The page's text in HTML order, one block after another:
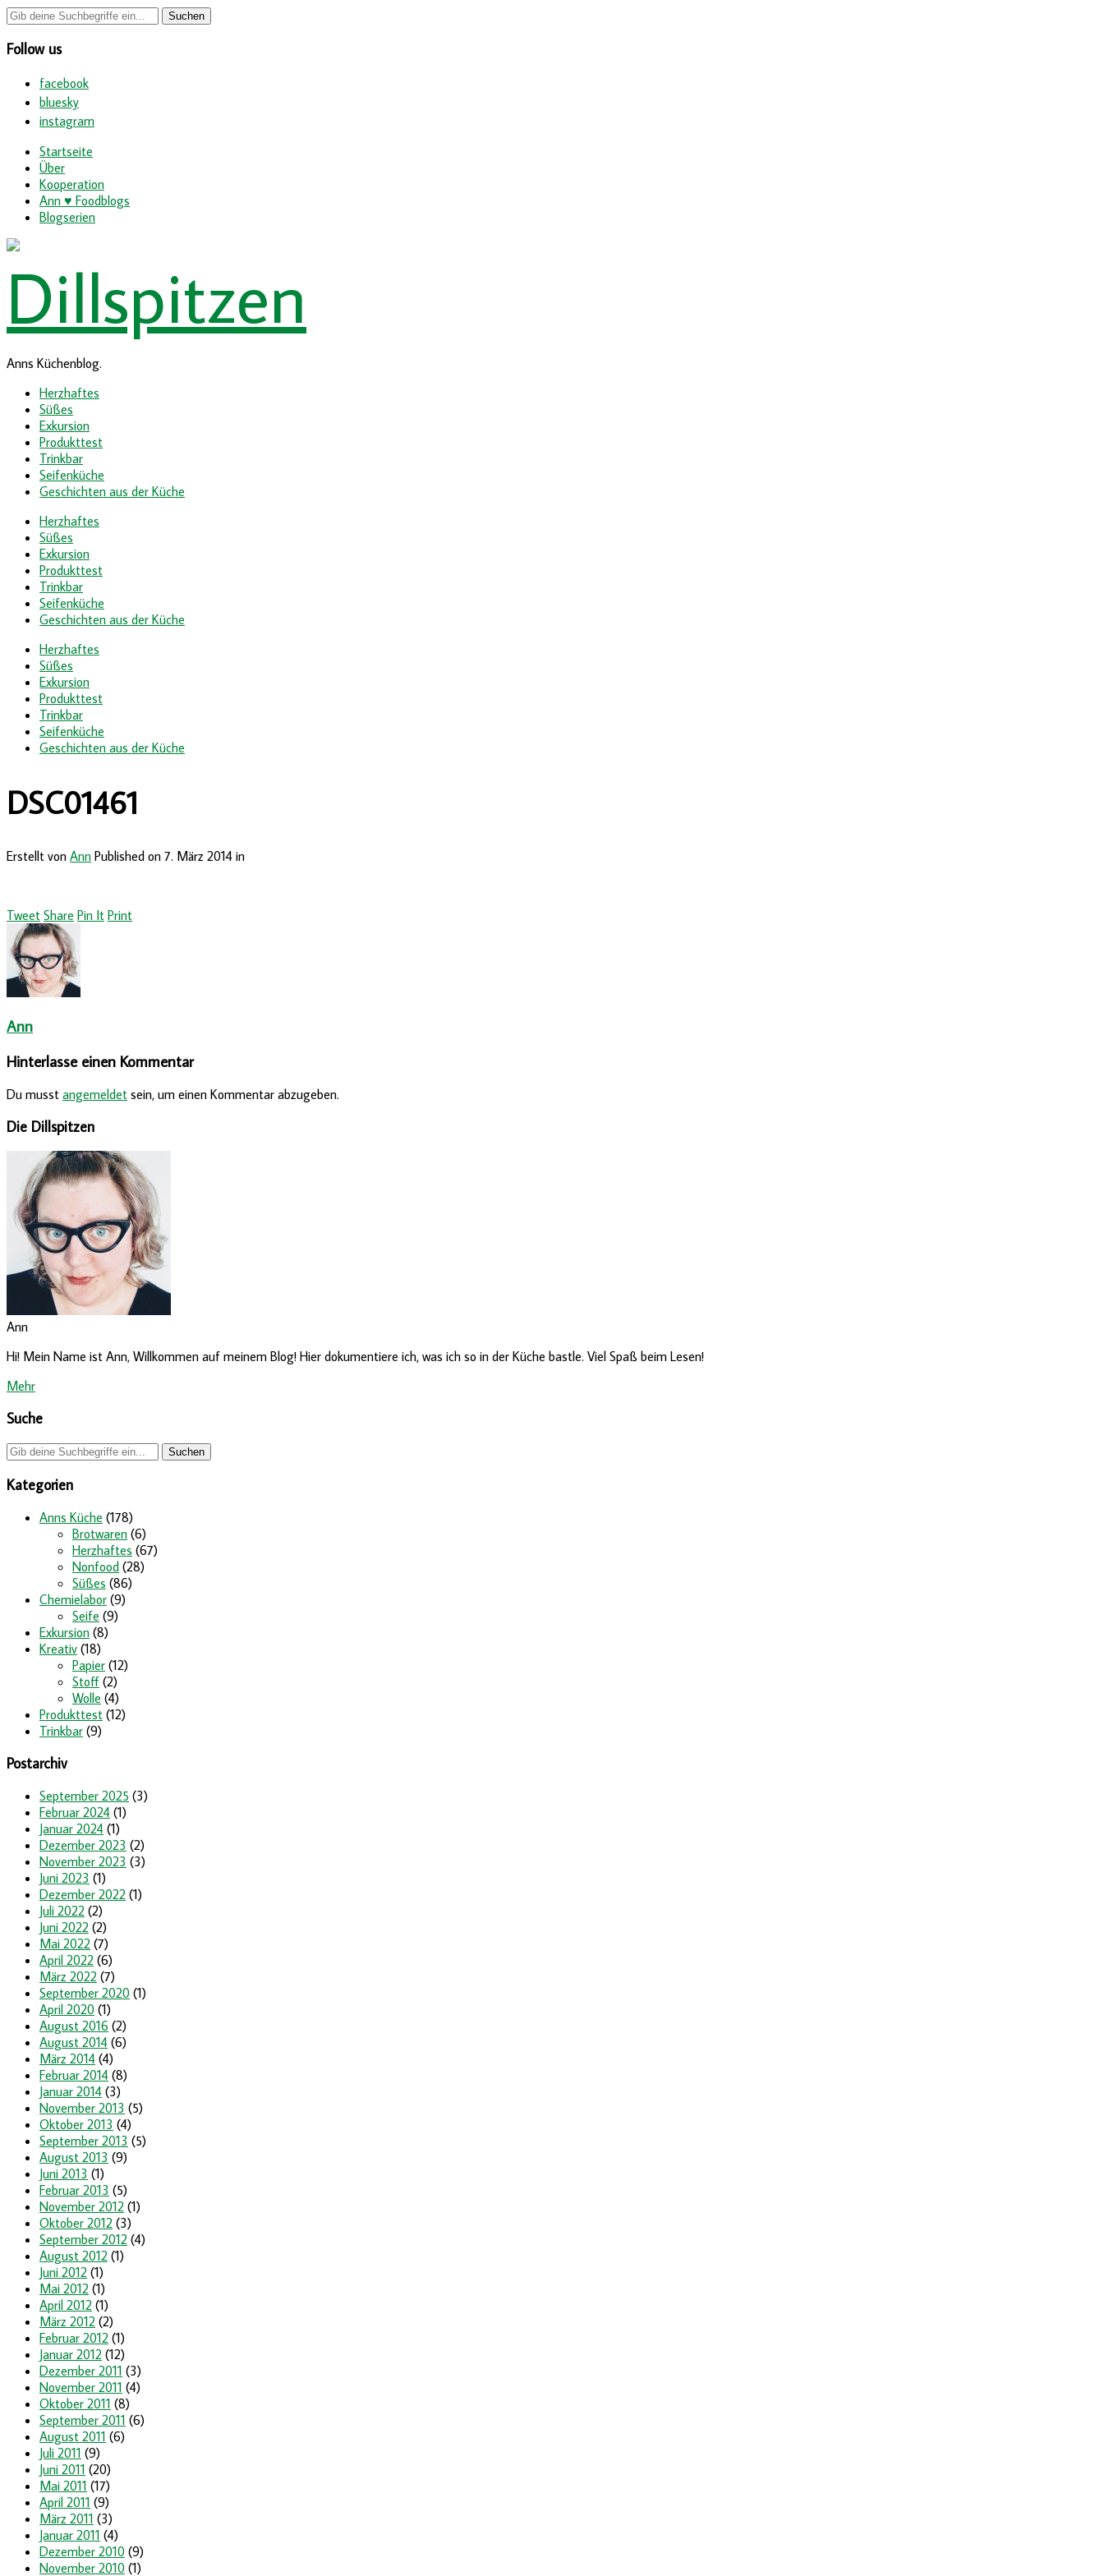
Follow us
facebook
bluesky
instagram
Startseite
Über
Kooperation
Ann ♥ Foodblogs
Blogserien
Anns Küchenblog.
Herzhaftes
Süßes
Exkursion
Produkttest
Trinkbar
Seifenküche
Geschichten aus der Küche
Herzhaftes
Süßes
Exkursion
Produkttest
Trinkbar
Seifenküche
Geschichten aus der Küche
Herzhaftes
Süßes
Exkursion
Produkttest
Trinkbar
Seifenküche
Geschichten aus der Küche
DSC01461
Erstellt von Ann Published on 7. März 2014 in
Tweet Share Pin It Print
Ann
Hinterlasse einen Kommentar
Du musst angemeldet sein, um einen Kommentar abzugeben.
Die Dillspitzen
Ann
Hi! Mein Name ist Ann, Willkommen auf meinem Blog! Hier dokumentiere ich, was ich so in der Küche bastle. Viel Spaß beim Lesen!
Mehr
Suche
Kategorien
Anns Küche (178)
Brotwaren (6)
Herzhaftes (67)
Nonfood (28)
Süßes (86)
Chemielabor (9)
Seife (9)
Exkursion (8)
Kreativ (18)
Papier (12)
Stoff (2)
Wolle (4)
Produkttest (12)
Trinkbar (9)
Postarchiv
September 2025 (3)
Februar 2024 (1)
Januar 2024 (1)
Dezember 2023 (2)
November 2023 (3)
Juni 2023 (1)
Dezember 2022 (1)
Juli 2022 (2)
Juni 2022 (2)
Mai 2022 (7)
April 2022 (6)
März 2022 (7)
September 2020 (1)
April 2020 (1)
August 2016 (2)
August 2014 (6)
März 2014 (4)
Februar 2014 (8)
Januar 2014 (3)
November 2013 (5)
Oktober 2013 (4)
September 2013 (5)
August 2013 (9)
Juni 2013 (1)
Februar 2013 (5)
November 2012 (1)
Oktober 2012 (3)
September 2012 (4)
August 2012 (1)
Juni 2012 (1)
Mai 2012 (1)
April 2012 (1)
März 2012 (2)
Februar 2012 (1)
Januar 2012 (12)
Dezember 2011 (3)
November 2011 (4)
Oktober 2011 (8)
September 2011 (6)
August 2011 (6)
Juli 2011 (9)
Juni 2011 (20)
Mai 2011 (17)
April 2011 (9)
März 2011 (3)
Januar 2011 (4)
Dezember 2010 (9)
November 2010 (1)